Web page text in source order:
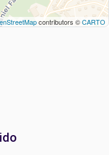
contributors ©CARTO